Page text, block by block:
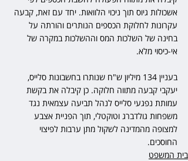
אשכולות גיוס תוך ניכוי הלוואות. יחד עם זאת, קבעה
עקרונות לחלוקת הכספים הנותרים והורתה על
בחינה של השלכות המס וההשלכות במקרה של
אי-כיסוי מלא.
בעניין 134 מיליון ש"ח שנותרו בחשבונות סלייס,
יעקבי קבעה מתווה חלוקה. כן קיבלה את בקשת
עמותת נפגעי סלייס לנהל תביעה עצמאית נגד
משפחות גולדברג וטוקטלי, תוך הפניית אצבע
למצופה מהמדינה לשקול מתן ערבות לפיצוי
החוסכים.
בית המשפט